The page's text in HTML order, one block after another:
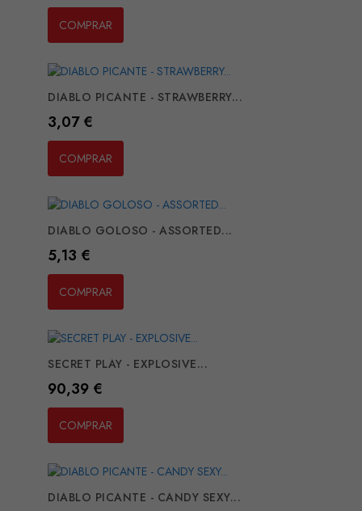
COMPRAR
DIABLO PICANTE - STRAWBERRY...
Preço
3,07 €
COMPRAR
DIABLO GOLOSO - ASSORTED...
Preço
5,13 €
COMPRAR
SECRET PLAY - EXPLOSIVE...
Preço
90,39 €
COMPRAR
DIABLO PICANTE - CANDY SEXY...